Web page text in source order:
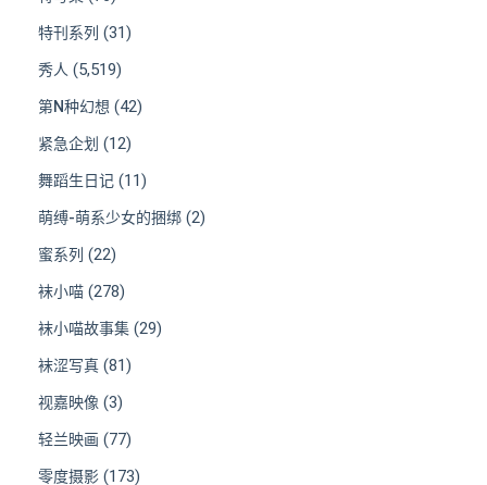
特刊系列 (31)
秀人 (5,519)
第N种幻想 (42)
紧急企划 (12)
舞蹈生日记 (11)
萌缚-萌系少女的捆绑 (2)
蜜系列 (22)
袜小喵 (278)
袜小喵故事集 (29)
袜涩写真 (81)
视嘉映像 (3)
轻兰映画 (77)
零度摄影 (173)